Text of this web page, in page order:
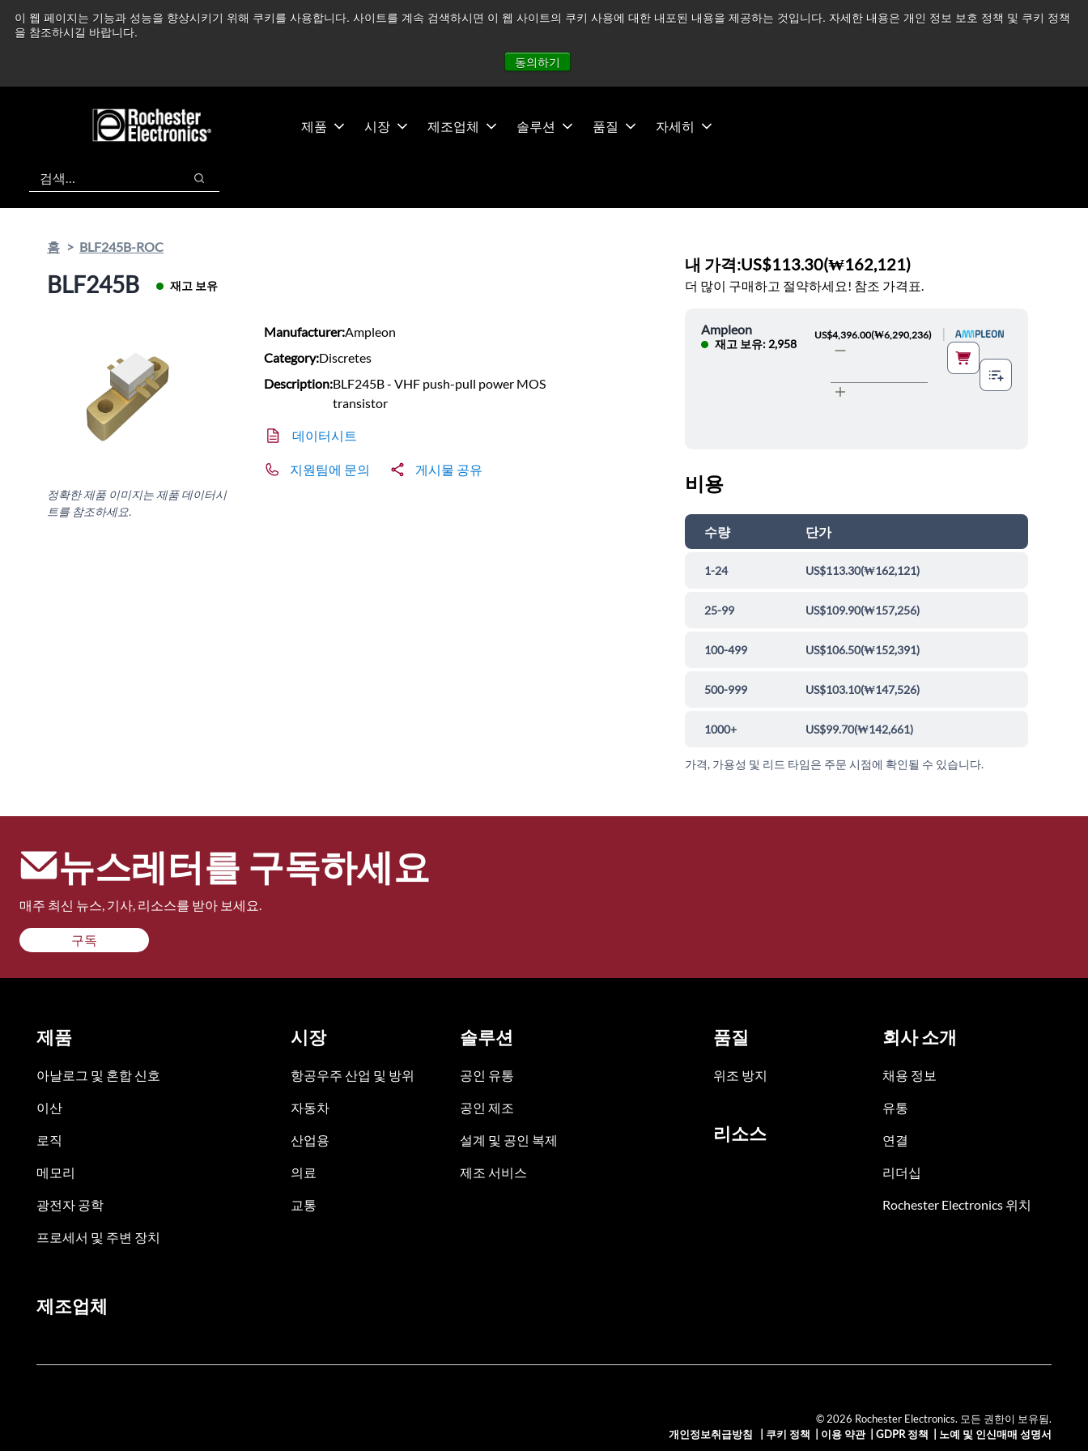
이 웹 페이지는 기능과 성능을 향상시키기 위해 쿠키를 사용합니다. 사이트를 계속 검색하시면 이 웹 사이트의 쿠키 사용에 대한 내포된 내용을 제공하는 것입니다. 자세한 내용은 개인 정보 보호 정책 및 쿠키 정책
을 참조하시길 바랍니다.
동의하기
츠
건
중동 지역 상황을 지속적으로 주시하고 있으며, 모든 서비스는 정상적으로 운영되고 있습니다. 더 읽어보기 →
제품 시장 제조업체 솔루션 품질 자세히
검색
검색
홈 BLF245B-ROC
BLF245B 재고 보유
정확한 제품 이미지는 제품 데이터시
트를 참조하세요.
Manufacturer:Ampleon
Category:Discretes
Description:BLF245B - VHF push-pull power MOS
transistor
데이터시트
지원팀에 문의 게시물 공유
내 가격:US$113.30(₩162,121)
더 많이 구매하고 절약하세요! 참조 가격표.
Ampleon
재고 보유: 2,958
US$4,396.00(₩6,290,236)
비용
수량 단가
1-24 US$113.30(₩162,121)
25-99 US$109.90(₩157,256)
100-499 US$106.50(₩152,391)
500-999 US$103.10(₩147,526)
1000+ US$99.70(₩142,661)
가격, 가용성 및 리드 타임은 주문 시점에 확인될 수 있습니다.
뉴스레터를 구독하세요
매주 최신 뉴스, 기사, 리소스를 받아 보세요.
구독
제품
아날로그 및 혼합 신호
이산
로직
메모리
광전자 공학
프로세서 및 주변 장치
시장
항공우주 산업 및 방위
자동차
산업용
의료
교통
솔루션
공인 유통
공인 제조
설계 및 공인 복제
제조 서비스
품질
위조 방지
리소스
회사 소개
채용 정보
유통
연결
리더십
Rochester Electronics 위치
제조업체
© 2026 Rochester Electronics. 모든 권한이 보유됨.
개인정보취급방침
쿠키 정책 이용 약관| GDPR 정책 노예 및 인신매매 성명서